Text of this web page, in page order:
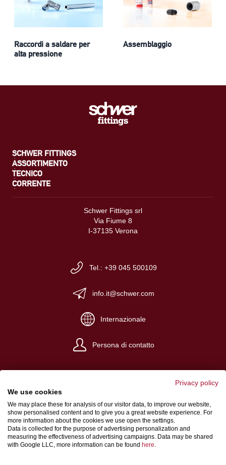
Raccordi a saldare per
alta pressione
Assemblaggio
SCHWER FITTINGS
ASSORTIMENTO
TECNICO
CORRENTE
Schwer Fittings srl
Via Fiume 8
I-37135 Verona
Tel.: +39 045 500109
info.it@schwer.com
Internazionale
Persona di contatto
Impronta
Condizioni generali di vendita
Protezione dei dati
Privacy policy
We use cookies
We may place these for analysis of our visitor data, to improve our website,
show personalised content and to give you a great website experience. For
more information about the cookies we use open the settings.
Data is collected for the purpose of advertising personalization and
measuring the effectiveness of advertising campaigns. Data may be shared
with Google LLC, more information can be found here.